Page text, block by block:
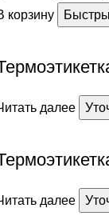
корзину
далее
далее